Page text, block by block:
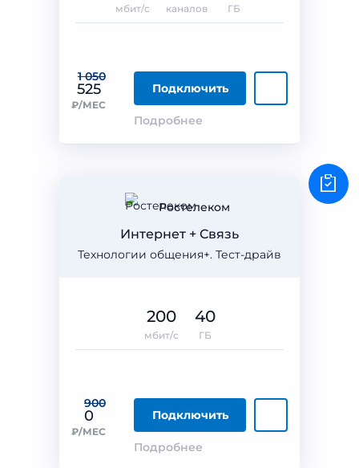
1 050
525
₽/МЕС
Подключить
Подробнее
мбит/с каналов ГБ
Ростелеком
Технологии общения+. Тест-драйв
Интернет + Связь
900
0
₽/МЕС
Подключить
Подробнее
200
мбит/с
40
ГБ